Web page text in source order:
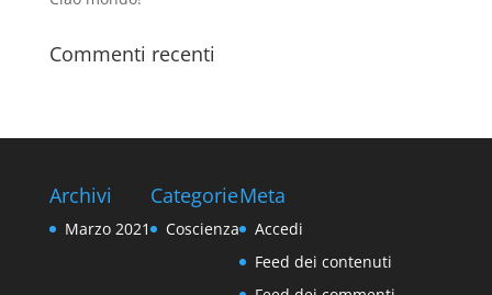
Commenti recenti
Archivi
Marzo 2021
Categorie
Coscienza
Meta
Accedi
Feed dei contenuti